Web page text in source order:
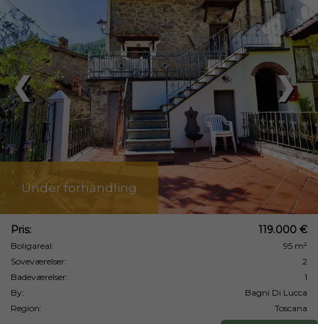
❯
❮
Under forhandling
Pris: 119.000 €
Boligareal:
95 m²
Soveværelser:
2
Badeværelser:
1
By:
Bagni Di Lucca
Region:
Toscana